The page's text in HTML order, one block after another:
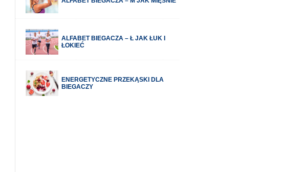
ALFABET BIEGACZA – Ł JAK ŁUK I
ŁOKIEĆ
ENERGETYCZNE PRZEKĄSKI DLA
BIEGACZY